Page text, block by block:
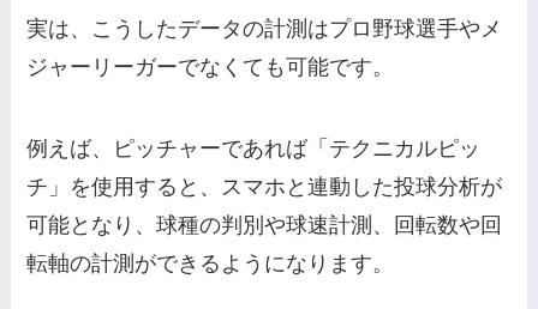
実は、こうしたデータの計測はプロ野球選手やメ
ジャーリーガーでなくても可能です。
例えば、ピッチャーであれば「テクニカルピッ
チ」を使用すると、スマホと連動した投球分析が
可能となり、球種の判別や球速計測、回転数や回
転軸の計測ができるようになります。